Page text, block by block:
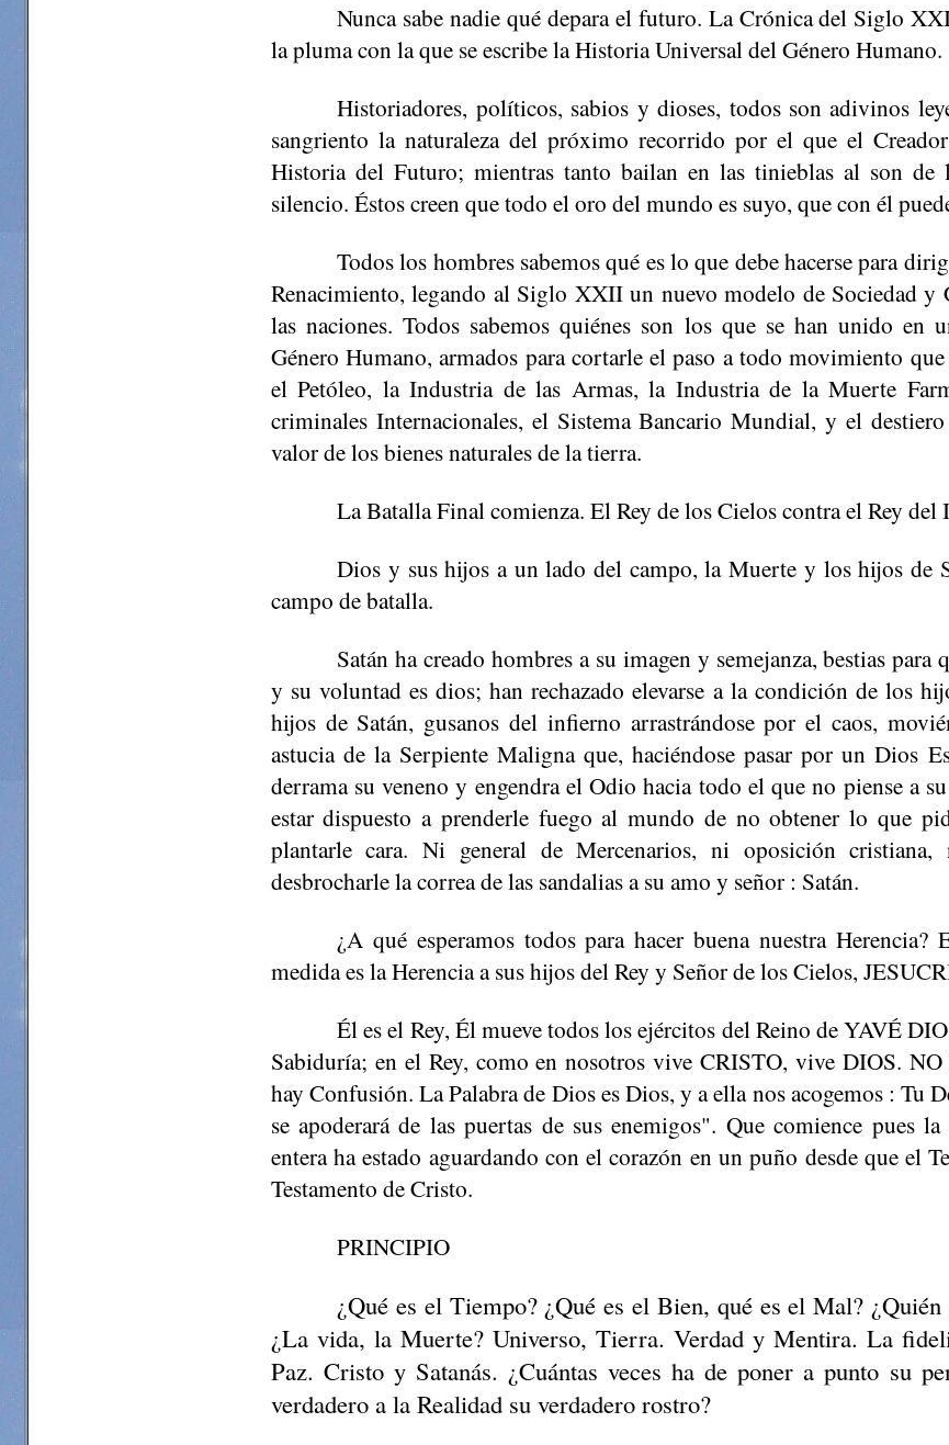
Nunca sabe nadie qué depara el futuro. La Crónica del Siglo
la pluma con la que se escribe la Historia Universal del Género Humano.
Historiadores, políticos, sabios y dioses, todos son adivinos
sangriento la naturaleza del próximo recorrido por el que el
Historia del Futuro; mientras tanto bailan en las tinieblas al son
silencio. Éstos creen que todo el oro del mundo es suyo, que con él
Todos los hombres sabemos qué es lo que debe hacerse para
Renacimiento, legando al Siglo XXII un nuevo modelo de Sociedad
las naciones. Todos sabemos quiénes son los que se han unido en
Género Humano, armados para cortarle el paso a todo movimiento
el Petóleo, la Industria de las Armas, la Industria de la Muerte
criminales Internacionales, el Sistema Bancario Mundial, y el
valor de los bienes naturales de la tierra.
La Batalla Final comienza. El Rey de los Cielos contra el Rey del
Dios y sus hijos a un lado del campo, la Muerte y los hijos de
campo de batalla.
Satán ha creado hombres a su imagen y semejanza, bestias para
y su voluntad es dios; han rechazado elevarse a la condición de los
hijos de Satán, gusanos del infierno arrastrándose por el caos,
astucia de la Serpiente Maligna que, haciéndose pasar por un Dios
derrama su veneno y engendra el Odio hacia todo el que no piense a
estar dispuesto a prenderle fuego al mundo de no obtener lo que
plantarle cara. Ni general de Mercenarios, ni oposición
desbrocharle la correa de las sandalias a su amo y señor : Satán.
¿A qué esperamos todos para hacer buena nuestra
medida es la Herencia a sus hijos del Rey y Señor de los Cielos,
Él es el Rey, Él mueve todos los ejércitos del Reino de YAVÉ
Sabiduría; en el Rey, como en nosotros vive CRISTO, vive DIOS.
hay Confusión. La Palabra de Dios es Dios, y a ella nos acogemos : Tu
se apoderará de las puertas de sus enemigos". Que comience pues
entera ha estado aguardando con el corazón en un puño desde que el
Testamento de Cristo.
PRINCIPIO
¿Qué es el Tiempo? ¿Qué es el Bien, qué es el Mal?
¿La vida, la Muerte? Universo, Tierra. Verdad y Mentira. La
Paz. Cristo y Satanás. ¿Cuántas veces ha de poner a punto su
verdadero a la Realidad su verdadero rostro?